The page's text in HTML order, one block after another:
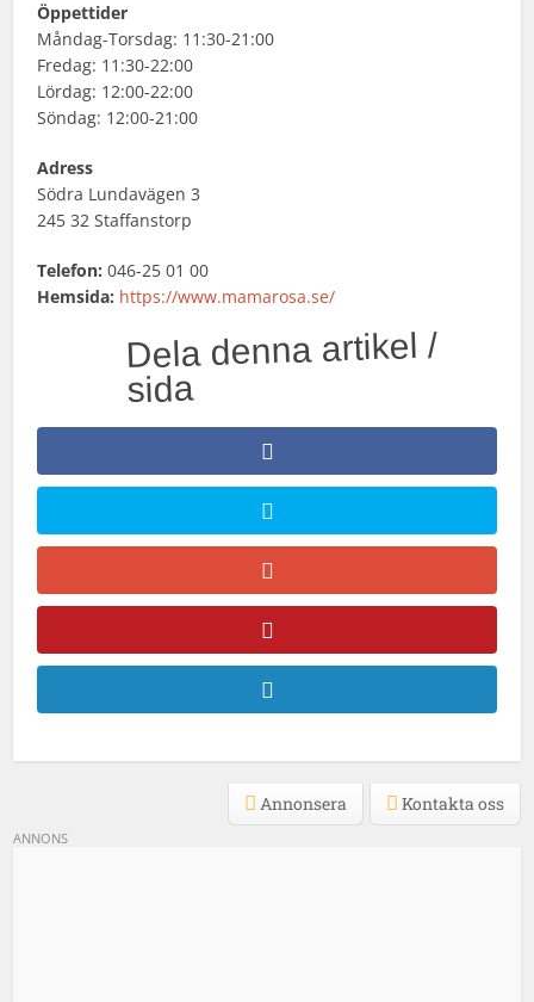
Öppettider
Måndag-Torsdag: 11:30-21:00
Fredag: 11:30-22:00
Lördag: 12:00-22:00
Söndag: 12:00-21:00
Adress
Södra Lundavägen 3
245 32 Staffanstorp
Telefon: 046-25 01 00
Hemsida: https://www.mamarosa.se/
Dela denna artikel /
sida
Kontakta oss
Annonsera
ANNONS